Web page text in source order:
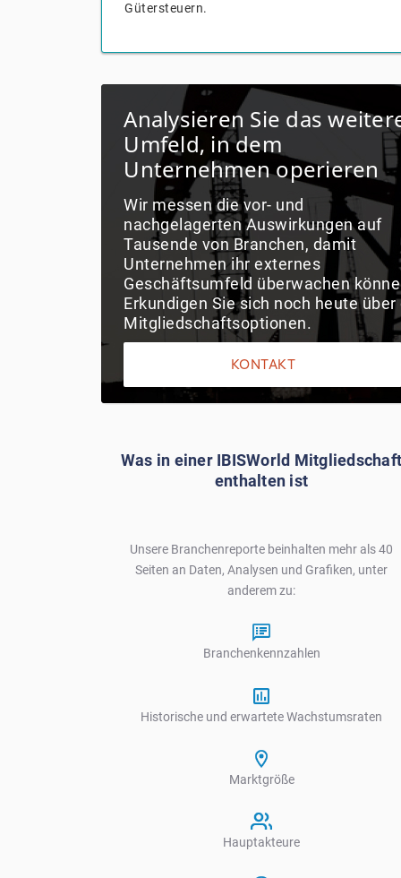
Gütersteuern.
Analysieren Sie das
Umfeld, in dem
Unternehmen operieren
Wir messen die vor- und
nachgelagerten Auswirkungen auf
Tausende von Branchen, damit
Unternehmen ihr externes
Geschäftsumfeld überwachen
Erkundigen Sie sich noch heute über
Mitgliedschaftsoptionen.
KONTAKT
Was in einer IBISWorld Mitgliedschaft
enthalten ist
Unsere Branchenreporte beinhalten mehr als 40
Seiten an Daten, Analysen und Grafiken, unter
anderem zu:
Branchenkennzahlen
Historische und erwartete Wachstumsraten
Marktgröße
Hauptakteure